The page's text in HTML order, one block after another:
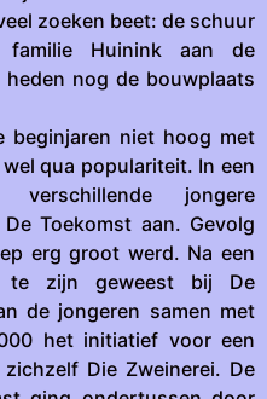
zoeken beet: de schuur
Huinink aan de
nog de bouwplaats
beginjaren niet hoog met
qua populariteit. In een
jongere
Toekomst aan. Gevolg
erg groot werd. Na een
te zijn geweest bij De
de jongeren samen met
het initiatief voor een
Die Zweinerei. De